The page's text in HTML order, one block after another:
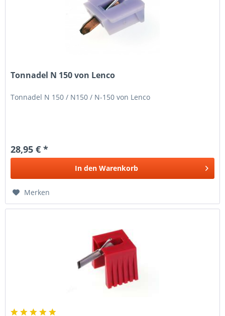
Tonnadel N 150 von Lenco
Tonnadel N 150 / N150 / N-150 von Lenco
28,95 € *
In den Warenkorb
Merken